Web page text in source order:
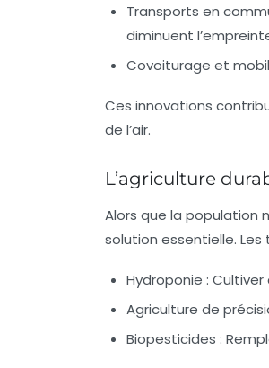
Transports en
diminuent
Covoiturage et
Ces innovations
de l’air.
L’agriculture
Alors que la population
solution essentielle.
Hydroponie : Cultiver
Agriculture de
Biopesticides :